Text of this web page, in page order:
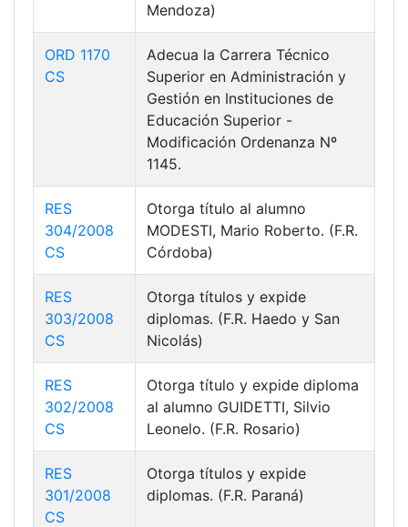
Mendoza)
ORD 1170
CS
Adecua la Carrera Técnico
Superior en Administración y
Gestión en Instituciones de
Educación Superior -
Modificación Ordenanza Nº
1145.
RES
304/2008
CS
Otorga título al alumno
MODESTI, Mario Roberto. (F.R.
Córdoba)
RES
303/2008
CS
Otorga títulos y expide
diplomas. (F.R. Haedo y San
Nicolás)
RES
302/2008
CS
Otorga título y expide diploma
al alumno GUIDETTI, Silvio
Leonelo. (F.R. Rosario)
RES
301/2008
CS
Otorga títulos y expide
diplomas. (F.R. Paraná)